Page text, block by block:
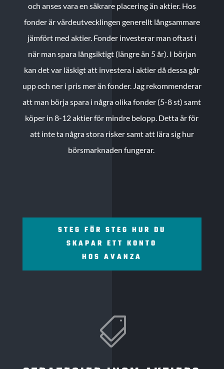
och anses vara en säkrare placering än aktier. Hos
fonder är värdeutvecklingen generellt långsammare
jämfört med aktier. Fonder investerar man oftast i
när man spara långsiktigt (längre än 5 år). I början
kan det var läskigt att investera i aktier då dessa går
upp och ner i pris mer än fonder. Jag rekommenderar
att man börja spara i några olika fonder (5-8 st) samt
köper in 8-12 aktier för mindre belopp. Detta är för
att inte ta några stora risker samt att lära sig hur
börsmarknaden fungerar.
STEG FÖR STEG HUR DU
SKAPAR ETT KONTO
HOS AVANZA
